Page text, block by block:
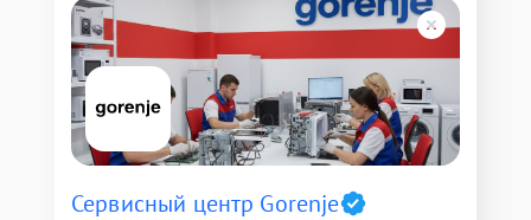
Сервисный центр Gorenje